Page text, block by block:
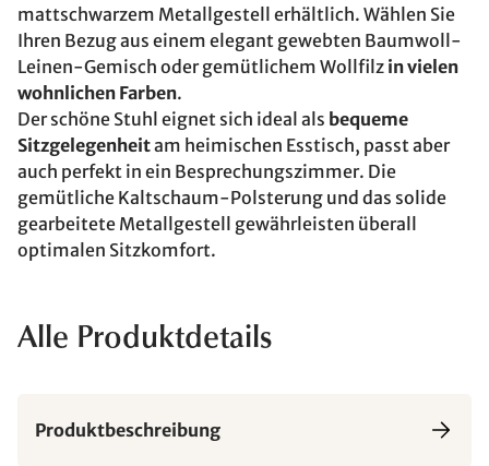
mattschwarzem Metallgestell erhältlich. Wählen Sie
Ihren Bezug aus einem elegant gewebten Baumwoll-
Leinen-Gemisch oder gemütlichem Wollfilz in vielen
wohnlichen Farben.
Der schöne Stuhl eignet sich ideal als bequeme
Sitzgelegenheitam heimischen Esstisch, passt aber
auch perfekt in ein Besprechungszimmer. Die
gemütliche Kaltschaum-Polsterung und das solide
gearbeitete Metallgestell gewährleisten überall
optimalen Sitzkomfort.
Alle Produktdetails
Produktbeschreibung